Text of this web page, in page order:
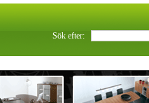
Sök efter: